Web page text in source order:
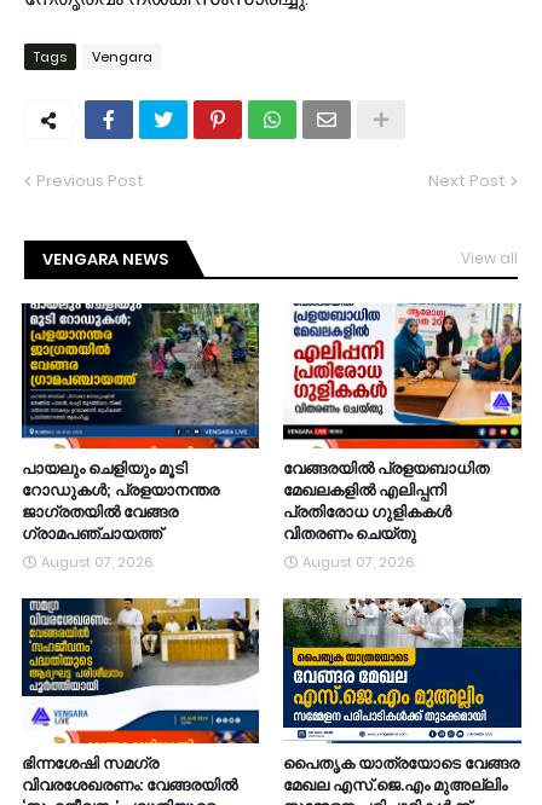
Tags Vengara
Previous Post Next Post
VENGARA NEWS View all
പായലും ചെളിയും മൂടി
റോഡുകൾ; പ്രളയാനന്തര
ജാഗ്രതയിൽ വേങ്ങര
ഗ്രാമപഞ്ചായത്ത്
August 07, 2026
വേങ്ങരയിൽ പ്രളയബാധിത
മേഖലകളിൽ എലിപ്പനി
പ്രതിരോധ ഗുളികകൾ
വിതരണം ചെയ്തു
August 07, 2026
ഭിന്നശേഷി സമഗ്ര
വിവരശേഖരണം: വേങ്ങരയിൽ
പൈതൃക യാത്രയോടെ വേങ്ങര
മേഖല എസ്.ജെ.എം മുഅല്ലിം